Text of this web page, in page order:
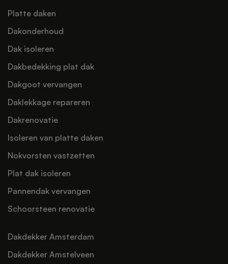
Platte daken
Dakonderhoud
Dak isoleren
Dakbedekking plat dak
Dakgoot vervangen
Daklekkage repareren
Dakrenovatie
Isoleren van platte daken
Nokvorsten vastzetten
Plat dak isoleren
Pannendak vervangen
Schoorsteen renovatie
Dakdekker Amsterdam
Dakdekker Amstelveen